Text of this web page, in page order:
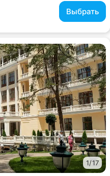
Выбрать
1/17